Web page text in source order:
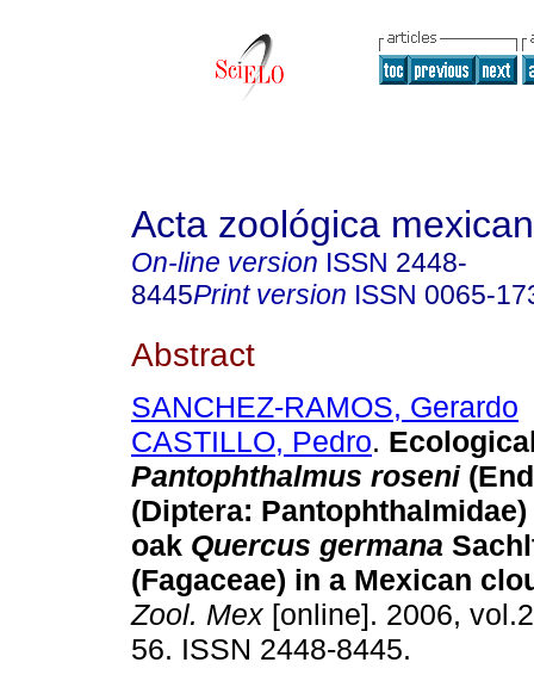
Acta zoológica
On-line version ISSN 2448-
8445Print version ISSN 0065-
Abstract
SANCHEZ-RAMOS, Gerardo
CASTILLO, Pedro.
Pantophthalmus roseni
(Diptera:
oak Quercus germana
(Fagaceae) in a Mexican
Zool. Mex [online]. 2006,
56. ISSN 2448-8445.